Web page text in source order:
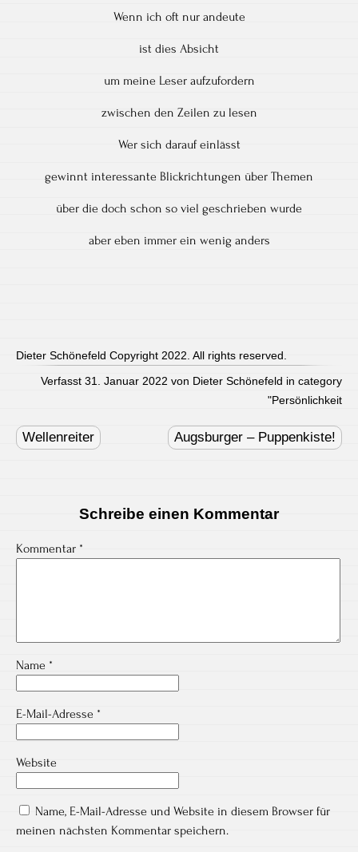
Wenn ich oft nur andeute
ist dies Absicht
um meine Leser aufzufordern
zwischen den Zeilen zu lesen
Wer sich darauf einlässt
gewinnt interessante Blickrichtungen über Themen
über die doch schon so viel geschrieben wurde
aber eben immer ein wenig anders
Dieter Schönefeld Copyright 2022. All rights reserved.
Verfasst 31. Januar 2022 von Dieter Schönefeld in category
"Persönlichkeit
navigation
Wellenreiter Augsburger – Puppenkiste!
Schreibe einen Kommentar
Kommentar *
Name *
E-Mail-Adresse *
Website
Name, E-Mail-Adresse und Website in diesem Browser für
meinen nächsten Kommentar speichern.